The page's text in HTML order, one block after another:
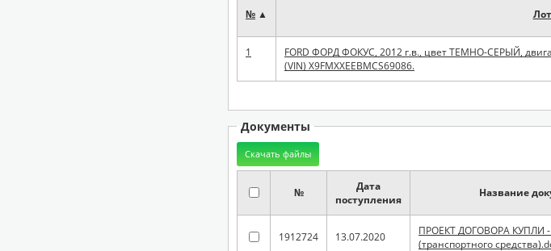
№ ▲ Лот
1
FORD ФОРД ФОКУС, 2012 г.в., цвет ТЕМНО-СЕРЫЙ,
(VIN) X9FMXXEEBMCS69086.
Документы
№
Дата
поступления
Название
1912724 13.07.2020
ПРОЕКТ ДОГОВОРА КУПЛИ
(транспортного